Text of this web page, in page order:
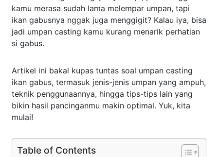
kamu merasa sudah lama melempar umpan, tapi
ikan gabusnya nggak juga menggigit? Kalau iya, bisa
jadi umpan casting kamu kurang menarik perhatian
si gabus.
Artikel ini bakal kupas tuntas soal umpan casting
ikan gabus, termasuk jenis-jenis umpan yang ampuh,
teknik penggunaannya, hingga tips-tips lain yang
bikin hasil pancinganmu makin optimal. Yuk, kita
mulai!
Table of Contents